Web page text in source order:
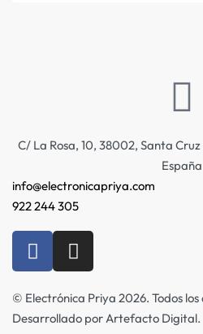
C/ La Rosa, 10, 38002, Santa
España
info@electronicapriya.com
922 244 305
© Electrónica Priya 2026. Todos
Desarrollado por Artefacto Digital.